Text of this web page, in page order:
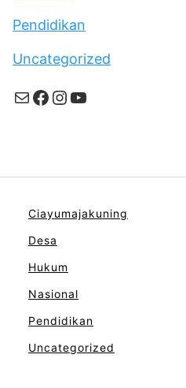
Pendidikan
Uncategorized
MailFacebook
Instagram
YouTube
Ciayumajakuning
Desa
Hukum
Nasional
Pendidikan
Uncategorized